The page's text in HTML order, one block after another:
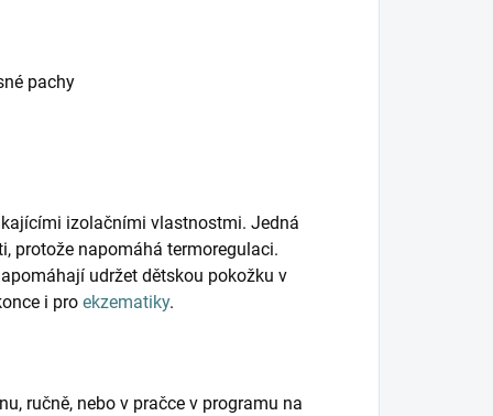
pachy
izolačními vlastnostmi. Jedná
protože napomáhá termoregulaci.
udržet dětskou pokožku v
i pro ekzematiky.
ručně, nebo v pračce v programu na